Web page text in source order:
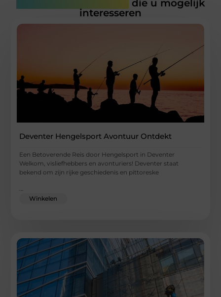
die u mogelijk
interesseren
Deventer Hengelsport Avontuur Ontdekt
Een Betoverende Reis door Hengelsport in Deventer
Welkom, visliefhebbers en avonturiers! Deventer staat
bekend om zijn rijke geschiedenis en pittoreske
Winkelen